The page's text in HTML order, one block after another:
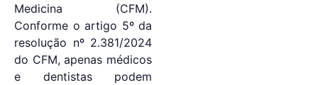
Medicina (CFM).
Conforme o artigo 5º da
resolução nº 2.381/2024
do CFM, apenas médicos
e dentistas podem